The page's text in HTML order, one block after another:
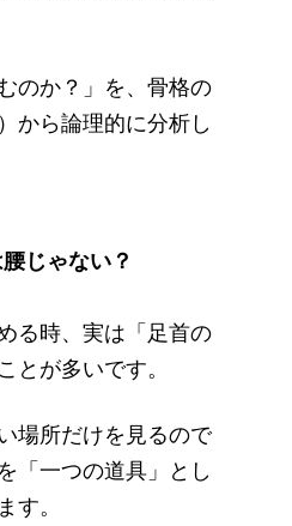
のか？」を、骨格の
から論理的に分析し
じゃない？
る時、実は「足首の
とが多いです。
場所だけを見るので
「一つの道具」とし
す。